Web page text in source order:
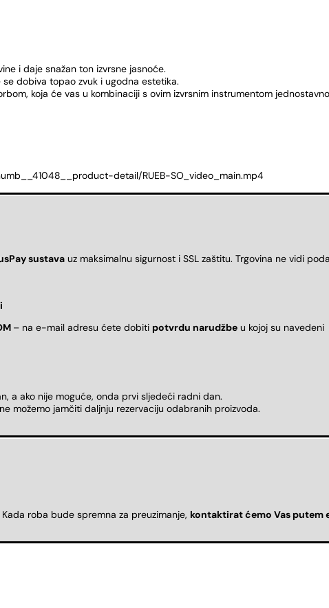
i daje snažan ton izvrsne jasnoće.
dobiva topao zvuk i ugodna estetika.
koja će vas u kombinaciji s ovim izvrsnim instrumentom
detail/RUEB-SO_video_main.mp4
sustava uz maksimalnu sigurnost i SSL zaštitu. Trgovina ne vidi
– na e-mail adresu ćete dobiti potvrdu narudžbe u kojoj su navedeni
a ako nije moguće, onda prvi sljedeći radni dan.
možemo jamčiti daljnju rezervaciju odabranih proizvoda.
Kada roba bude spremna za preuzimanje, kontaktirat ćemo Vas putem